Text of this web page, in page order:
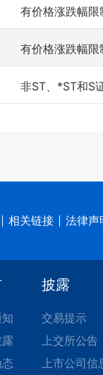
有价格涨跌幅
有价格涨跌幅
非ST、*ST和S
相关链接 法律声
披露
交易提示
上交所公告
上市公司信